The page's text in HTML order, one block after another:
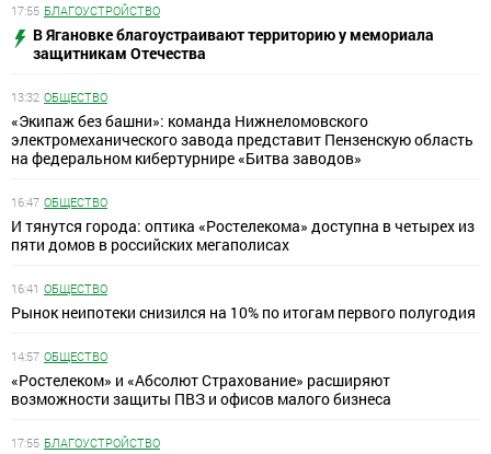
17:55 БЛАГОУСТРОЙСТВО
В Ягановке благоустраивают территорию у мемориала
защитникам Отечества
13:32 ОБЩЕСТВО
«Экипаж без башни»: команда Нижнеломовского
электромеханического завода представит Пензенскую область
на федеральном кибертурнире «Битва заводов»
16:47 ОБЩЕСТВО
И тянутся города: оптика «Ростелекома» доступна в четырех из
пяти домов в российских мегаполисах
16:41 ОБЩЕСТВО
Рынок неипотеки снизился на 10% по итогам первого полугодия
14:57 ОБЩЕСТВО
«Ростелеком» и «Абсолют Страхование» расширяют
возможности защиты ПВЗ и офисов малого бизнеса
17:55 БЛАГОУСТРОЙСТВО